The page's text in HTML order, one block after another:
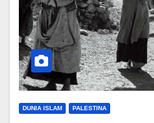
DUNIA ISLAM PALESTINA